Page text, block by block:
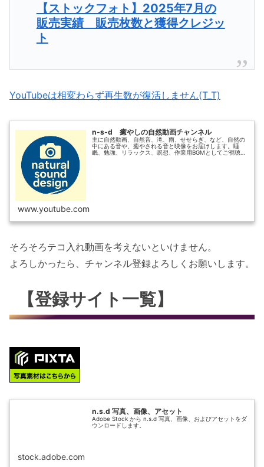
【ストックフォト】2025年7月の
販売実績 販売枚数と獲得クレジッ
ト
YouTubeは相変わらず再生数が復活しません(T_T)
n-s-d 癒やしの自然動画チャンネル
主に自然動画、自然音、滝、雨、せせらぎ、など、自然の
中にある音や、癒やされる音と映像をお届けします。睡
眠、勉強、リラックス、瞑想、作業用BGMとしてご視聴い
www.youtube.com
そろそろテコ入れ動画を考えないといけません。
よろしかったら、チャンネル登録よろしくお願いします。
【登録サイト一覧】
n.s.d 写真、画像、アセット
Adobe Stock から n.s.d 写真、画像、およびアセットをダ
ウンロードします。
stock.adobe.com